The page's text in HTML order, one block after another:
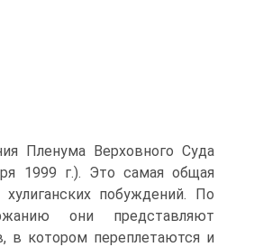
Пленума Верховного Суда
1999 г.). Это самая общая
хулиганских побуждений. По
они представляют
в котором переплетаются и